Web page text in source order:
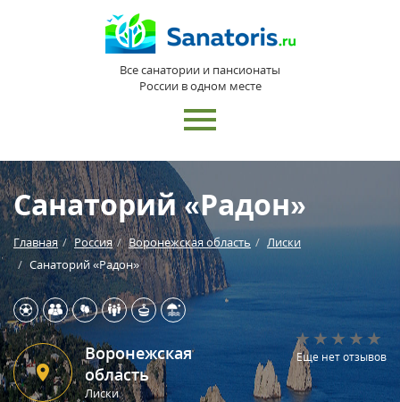
Все санатории и пансионаты
России в одном месте
Санаторий «Радон»
Главная Россия Воронежская область
Лиски
Санаторий «Радон»
Воронежская
область
Лиски
Еще нет отзывов